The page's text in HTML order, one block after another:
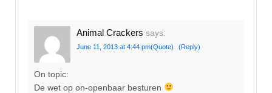
Animal Crackers says:
June 11, 2013 at 4:44 pm(Quote) (Reply)
On topic:
De wet op on-openbaar besturen